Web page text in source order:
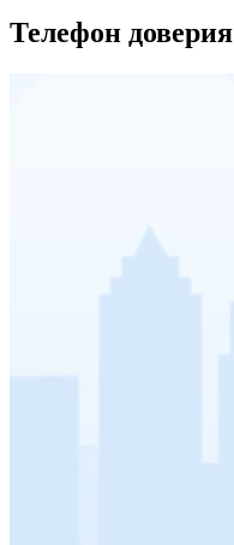
Телефон доверия